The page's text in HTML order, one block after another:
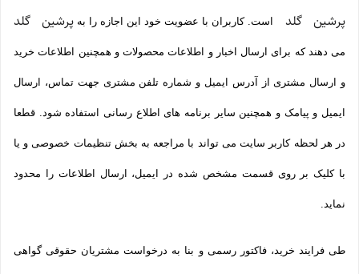
پرشین گلد است. کاربران با عضویت خود این اجازه را به پرشین گلد
می دهند که برای ارسال اخبار و اطلاعات محصولات و همچنین اطلاعات خرید
و ارسال مشتری از آدرس ایمیل و شماره تلفن مشتری جهت تماس، ارسال
ایمیل و پیامک و همچنین سایر برنامه های اطلاع رسانی استفاده شود. قطعا
در هر لحظه کاربر سایت می تواند با مراجعه به بخش تنظیمات خصوصی و یا
با کلیک بر روی قسمت مشخص شده در ایمیل، ارسال اطلاعات را محدود
نماید.
طی فرایند خرید، فاکتور رسمی و بنا به درخواست مشتریان حقوقی گواهی